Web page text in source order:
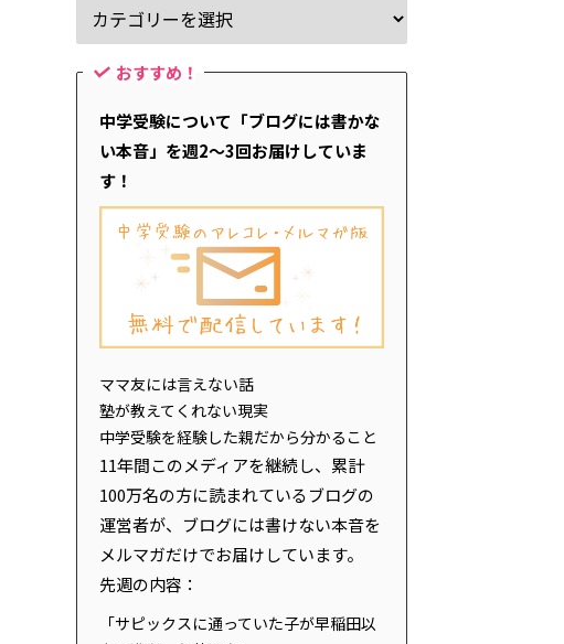
おすすめ！
中学受験について「ブログには書かな
い本音」を週2～3回お届けしていま
す！
ママ友には言えない話
塾が教えてくれない現実
中学受験を経験した親だから分かること
11年間このメディアを継続し、累計
100万名の方に読まれているブログの
運営者が、ブログには書けない本音を
メルマガだけでお届けしています。
先週の内容：
「サピックスに通っていた子が早稲田以